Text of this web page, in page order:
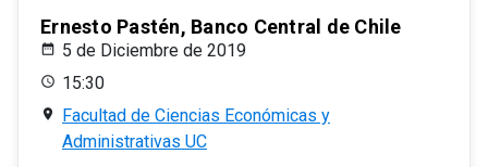
Ernesto Pastén, Banco Central de Chile
5 de Diciembre de 2019
15:30
Facultad de Ciencias Económicas y
Administrativas UC